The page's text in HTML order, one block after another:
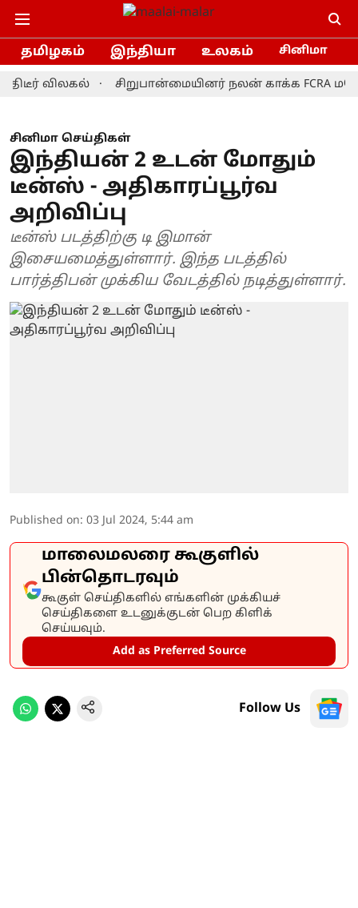
தமிழகம் இந்தியா உலகம் சினிமா
விலகல் சிறுபான்மையினர் நலன் காக்க FCRA
சினிமா செய்திகள்
இந்தியன் 2 உடன் மோதும்
டீன்ஸ் - அதிகாரப்பூர்வ
அறிவிப்பு
டீன்ஸ் படத்திற்கு டி இமான்
இசையமைத்துள்ளார். இந்த படத்தில்
பார்த்திபன் முக்கிய வேடத்தில் நடித்துள்ளார்.
Published on: 03 Jul 2024, 5:44 am
மாலைமலரை கூகுளில்
பின்தொடரவும்
கூகுள் செய்திகளில் எங்களின் முக்கியச்
செய்திகளை உடனுக்குடன் பெற கிளிக்
செய்யவும்.
Add as Preferred Source
Follow Us